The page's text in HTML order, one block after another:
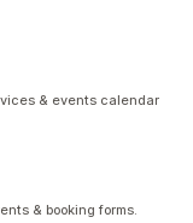
& events calendar
& booking forms.